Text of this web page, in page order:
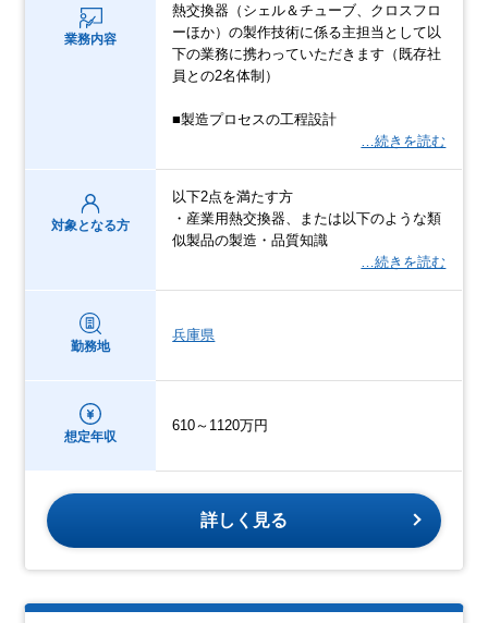
業務内容
熱交換器（シェル＆チューブ、クロスフロ
ーほか）の製作技術に係る主担当として以
下の業務に携わっていただきます（既存社
員との2名体制）
■製造プロセスの工程設計
…続きを読む
対象となる方
以下2点を満たす方
・産業用熱交換器、または以下のような類
似製品の製造・品質知識
…続きを読む
勤務地
兵庫県
想定年収
610～1120万円
詳しく見る